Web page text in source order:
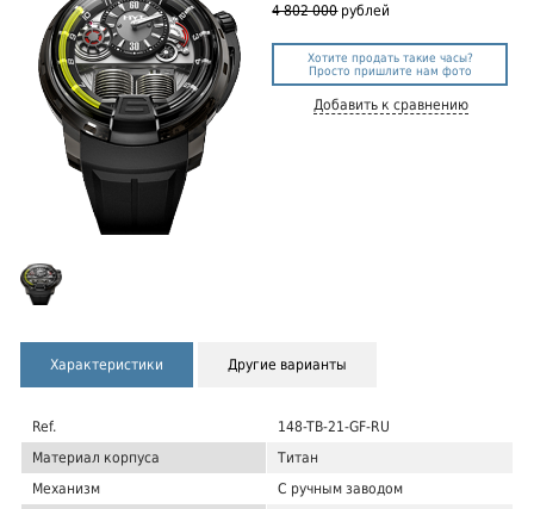
4 802 000 рублей
Хотите продать такие часы?
Просто пришлите нам фото
Добавить к сравнению
Характеристики Другие варианты
Ref.
148-TB-21-GF-RU
Материал корпуса
Титан
Механизм
С ручным заводом